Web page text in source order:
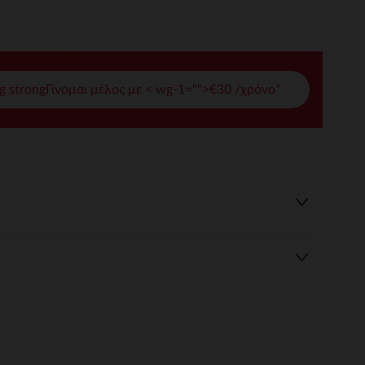
να διαχειριστείτε τις ρυθμίσεις απορρήτου,
strongΓίνομαι μέλος με < wg-1="">€30 /χρόνο*